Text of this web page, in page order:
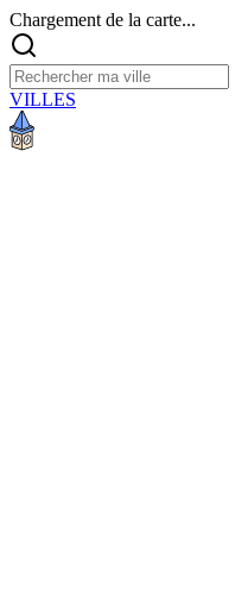
Chargement de la carte...
VILLES